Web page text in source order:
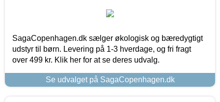
SagaCopenhagen.dk sælger økologisk og bæredygtigt
udstyr til børn. Levering på 1-3 hverdage, og fri fragt
over 499 kr. Klik her for at se deres udvalg.
Se udvalget på SagaCopenhagen.dk